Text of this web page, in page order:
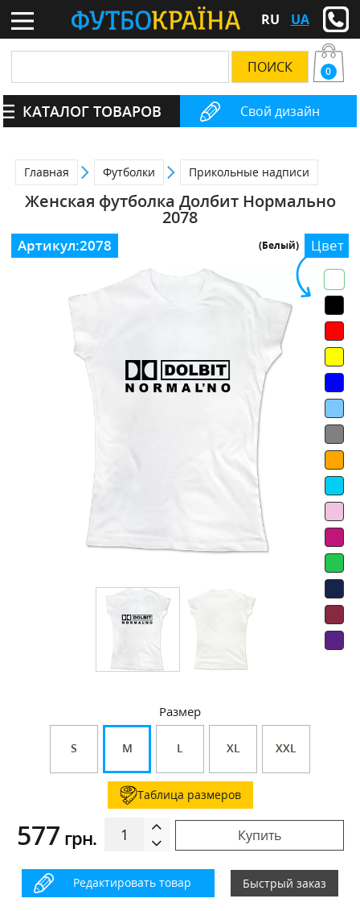
RU UA
Свой дизайн
0
КАТАЛОГ ТОВАРОВ
Главная Футболки Прикольные надписи
Женская футболка Долбит Нормально
2078
Цвет
(Белый)
Размер
S M L XL XXL
Таблица размеров
577 грн. Купить
Редактировать товар Быстрый заказ
Артикул:2078